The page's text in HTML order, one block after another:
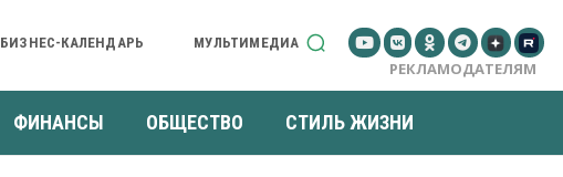
БИЗНЕС-КАЛЕНДАРЬ МУЛЬТИМЕДИА
РЕКЛАМОДАТЕЛЯМ
ФИНАНСЫ ОБЩЕСТВО СТИЛЬ ЖИЗНИ